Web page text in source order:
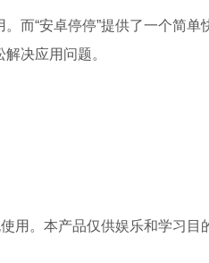
而“安卓停停”提供了一个简
决应用问题。
用。本产品仅供娱乐和学习